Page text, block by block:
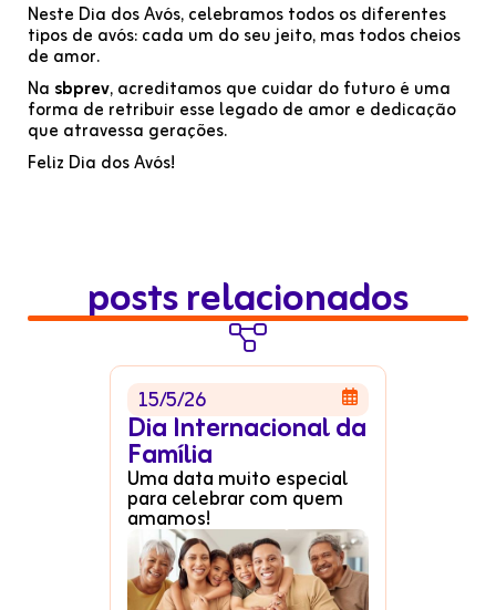
Neste Dia dos Avós, celebramos todos os diferentes
tipos de avós: cada um do seu jeito, mas todos cheios
de amor.
Na sbprev, acreditamos que cuidar do futuro é uma
forma de retribuir esse legado de amor e dedicação
que atravessa gerações.
Feliz Dia dos Avós!
posts relacionados

15/5/26 
Dia Internacional da
Família
Uma data muito especial
para celebrar com quem
amamos!